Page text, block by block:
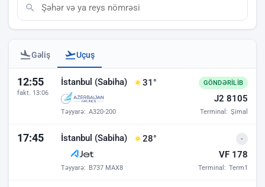
Gəliş Uçuş
Bakı hava limanı - uçuşlar
12:55
fakt. 13:06
İstanbul (Sabiha)
31°
J2 8105
Təyyarə: A320-200 Terminal: Şimal
GÖNDƏRILIB
17:45 İstanbul (Sabiha)
28°
VF 178
Təyyarə: B737 MAX8 Terminal: Term1
-